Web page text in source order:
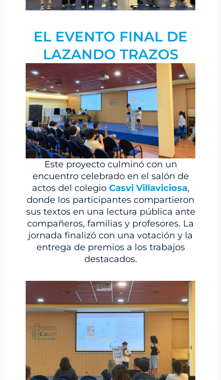
EL EVENTO FINAL DE
LAZANDO TRAZOS
Este proyecto culminó con un
encuentro celebrado en el salón de
actos del colegio Casvi Villaviciosa,
donde los participantes compartieron
sus textos en una lectura pública ante
compañeros, familias y profesores. La
jornada finalizó con una votación y la
entrega de premios a los trabajos
destacados.